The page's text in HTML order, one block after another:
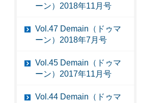
ーン）2018年11月号
Vol.47 Demain（ドゥマ
ーン）2018年7月号
Vol.45 Demain（ドゥマ
ーン）2017年11月号
Vol.44 Demain（ドゥマ